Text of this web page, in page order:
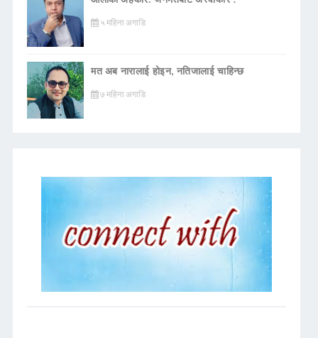
५ महिना अगाडि
मत अब नारालाई होइन, नतिजालाई चाहिन्छ
७ महिना अगाडि